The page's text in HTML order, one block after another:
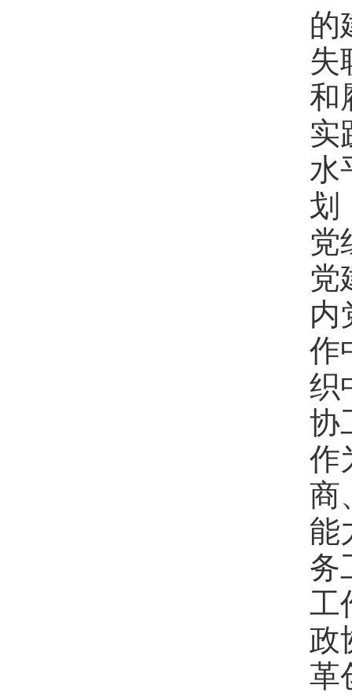
的
失
和
实
水
划
党
党
内
作
织
协
作
商
能
务
工
政
革